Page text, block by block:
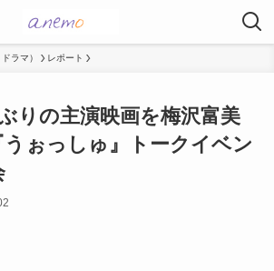
ラマ） レポート
りの主演映画を梅沢富美
ぉっしゅ』トークイベン